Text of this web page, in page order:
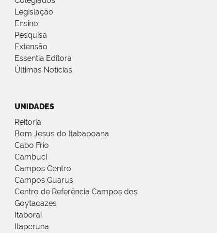
Legislação
Ensino
Pesquisa
Extensão
Essentia Editora
Últimas Notícias
UNIDADES
Reitoria
Bom Jesus do Itabapoana
Cabo Frio
Cambuci
Campos Centro
Campos Guarus
Centro de Referência Campos dos
Goytacazes
Itaboraí
Itaperuna